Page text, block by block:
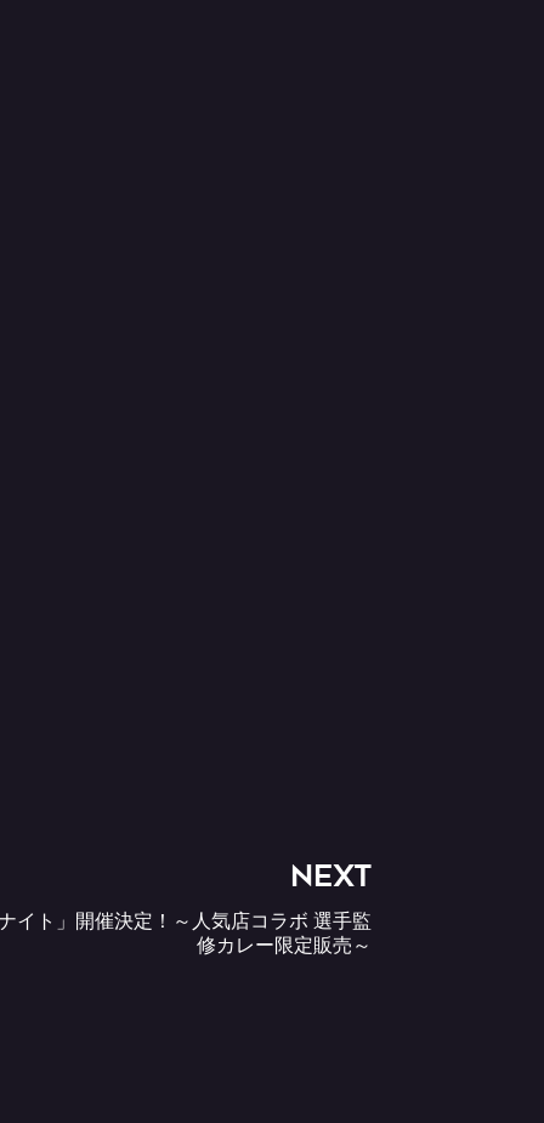
NEXT
イト」開催決定！～人気店コラボ 選手監
修カレー限定販売～